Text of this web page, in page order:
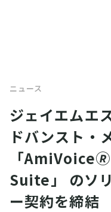
ニュース
ジェイエムエ
ドバンスト・
「
Suite」 のソ
ー契約を締結